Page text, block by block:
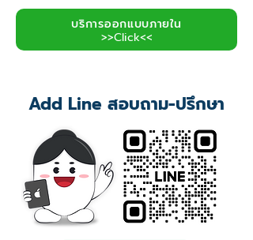
บริการออกแบบภายใน
>>Click<<
Add Line สอบถาม-ปรึกษา